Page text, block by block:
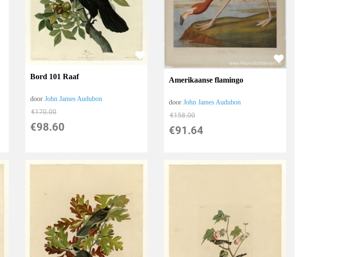
Bord 101 Raaf
doorJohn James Audubon
€170.00
€98.60
Amerikaanse flamingo
doorJohn James Audubon
€158.00
€91.64